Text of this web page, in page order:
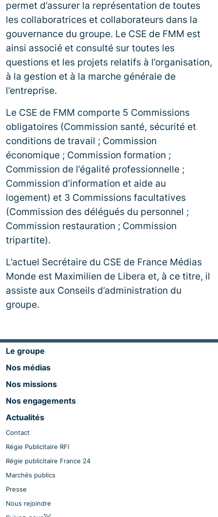
permet d’assurer la représentation de toutes
les collaboratrices et collaborateurs dans la
gouvernance du groupe. Le CSE de FMM est
ainsi associé et consulté sur toutes les
questions et les projets relatifs à l’organisation,
à la gestion et à la marche générale de
l’entreprise.
Le CSE de FMM comporte 5 Commissions
obligatoires (Commission santé, sécurité et
conditions de travail ; Commission
économique ; Commission formation ;
Commission de l’égalité professionnelle ;
Commission d’information et aide au
logement) et 3 Commissions facultatives
(Commission des délégués du personnel ;
Commission restauration ; Commission
tripartite).
L’actuel Secrétaire du CSE de France Médias
Monde est Maximilien de Libera et, à ce titre, il
assiste aux Conseils d’administration du
groupe.
Le groupe
Nos médias
Nos missions
Nos engagements
Actualités
Contact
Régie Publicitaire RFI
Régie publicitaire France 24
Marchés publics
Presse
Nous rejoindre